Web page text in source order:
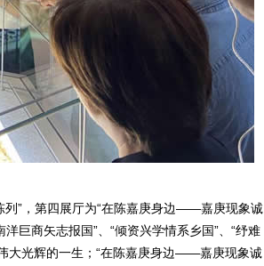
”，第四展厅为“在陈嘉庚身边——嘉庚现象诚
巨商矢志报国”、“倾资兴学情系乡国”、“纾难
大光辉的一生；“在陈嘉庚身边——嘉庚现象诚